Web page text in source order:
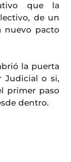
que la
de un
nuevo pacto
la puerta
Judicial o si,
primer paso
dentro.